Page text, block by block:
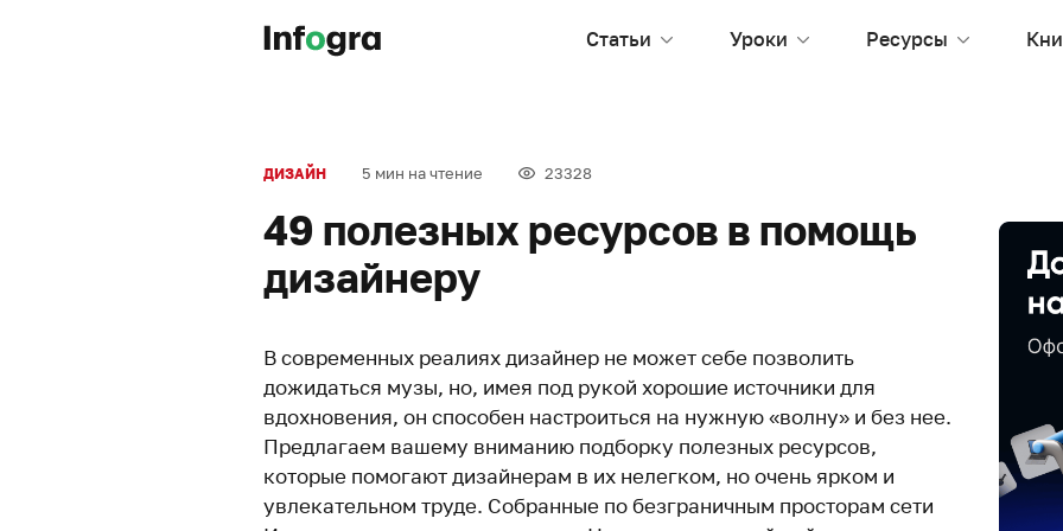
Статьи Уроки Ресурсы
ДИЗАЙН 5 мин на чтение 23328
49 полезных ресурсов в помощь
дизайнеру
В современных реалиях дизайнер не может себе позволить
дожидаться музы, но, имея под рукой хорошие источники для
вдохновения, он способен настроиться на нужную «волну» и без нее.
Предлагаем вашему вниманию подборку полезных ресурсов,
которые помогают дизайнерам в их нелегком, но очень ярком и
увлекательном труде. Собранные по безграничным просторам сети